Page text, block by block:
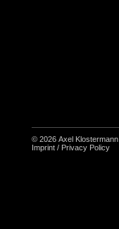
© 2026 Axel Klostermann
Imprint / Privacy Policy